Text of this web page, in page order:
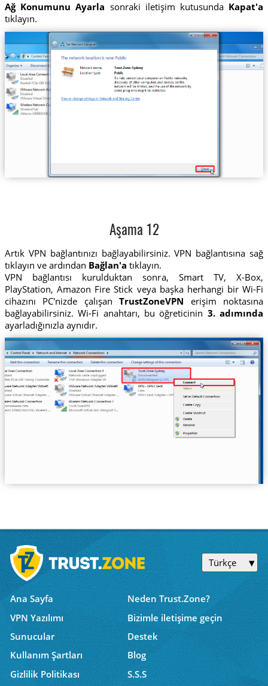
Ağ Konumunu Ayarla sonraki iletişim kutusunda Kapat'a
tıklayın.
Aşama 12
Artık VPN bağlantınızı bağlayabilirsiniz. VPN bağlantısına sağ
tıklayın ve ardından Bağlan'a tıklayın.
VPN bağlantısı kurulduktan sonra, Smart TV, X-Box,
PlayStation, Amazon Fire Stick veya başka herhangi bir Wi-Fi
cihazını PC'nizde çalışanTrustZoneVPN erişim noktasına
bağlayabilirsiniz. Wi-Fi anahtarı, bu öğreticinin 3. adımında
ayarladığınızla aynıdır.
Türkçe
Ana Sayfa
Neden Trust.Zone?
VPN Yazılımı
Bizimle iletişime geçin
Sunucular
Destek
Kullanım Şartları
Blog
Gizlilik Politikası
S.S.S